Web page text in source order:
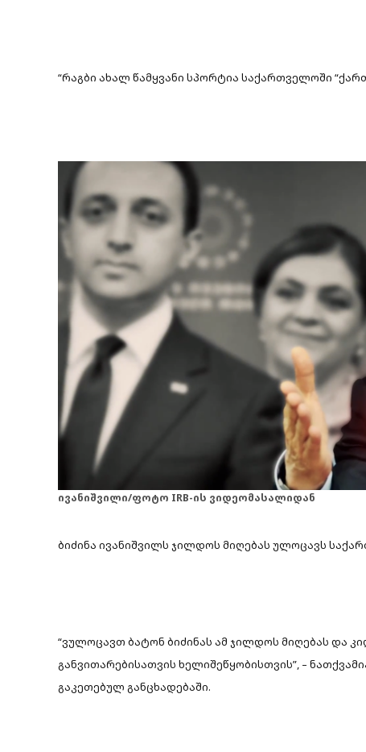
“რაგბი ახალ წამყვანი სპორტია საქართველოში
ივანიშვილი/ფოტო IRB-ის ვიდეომასალიდან
ბიძინა ივანიშვილს ჯილდოს მიღებას ულოცავს
“ვულოცავთ ბატონ ბიძინას ამ ჯილდოს მიღებას და
განვითარებისათვის ხელიშეწყობისთვის”, –
გაკეთებულ განცხადებაში.